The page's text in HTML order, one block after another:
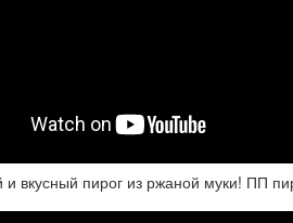
вкусный пирог из ржаной муки! ПП